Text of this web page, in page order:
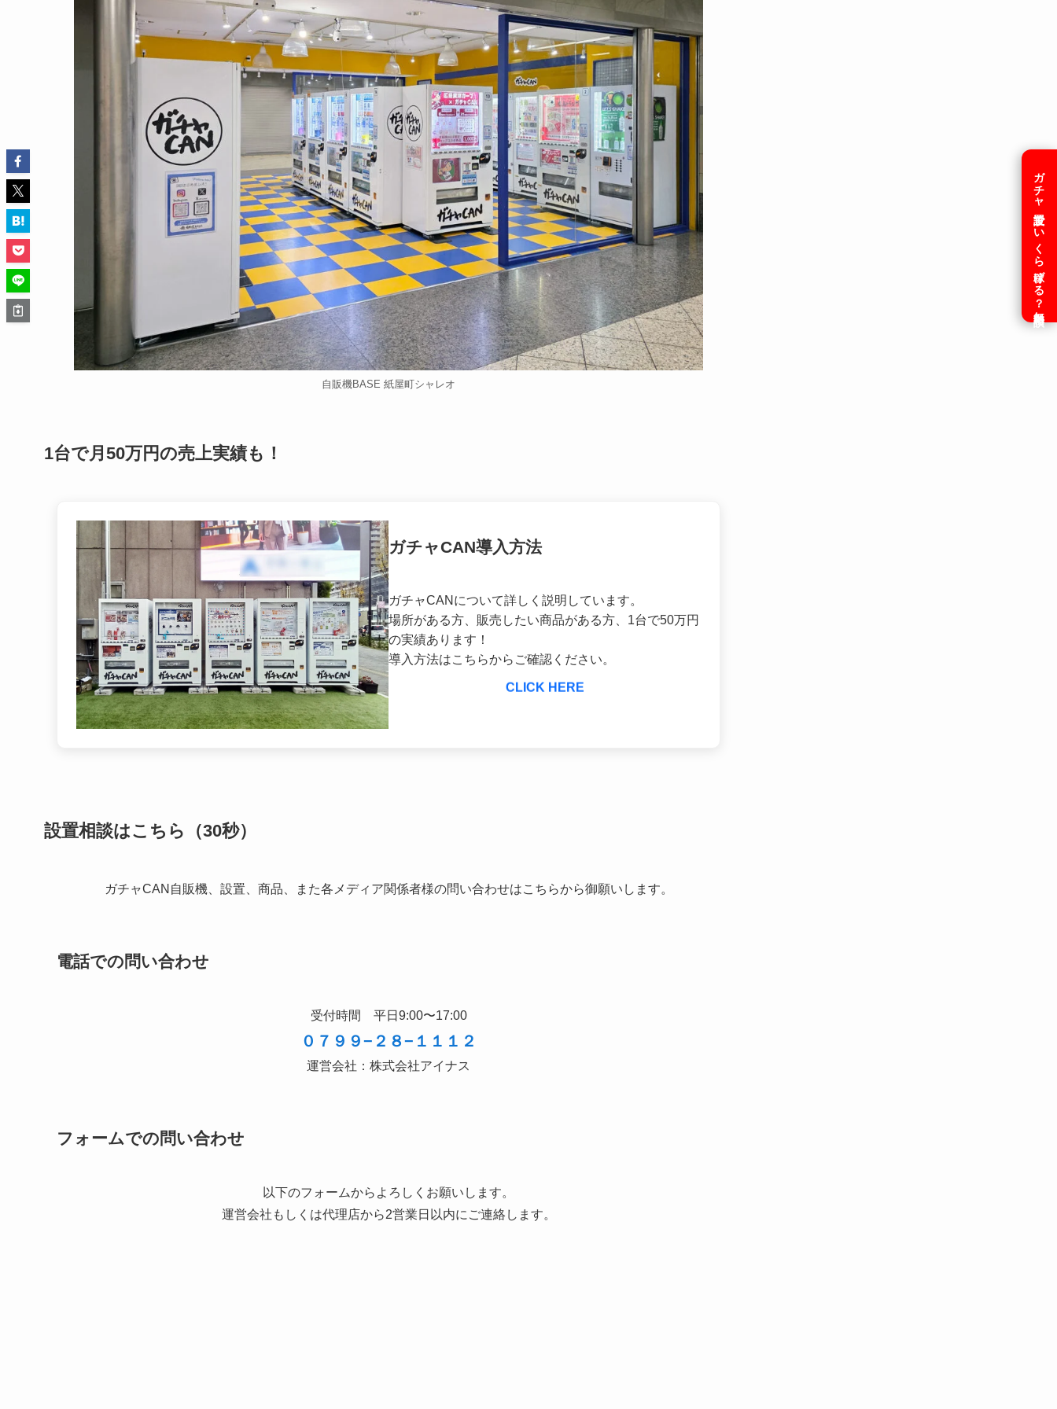
自販機BASE 紙屋町シャレオ
1台で月50万円の売上実績も！
ガチャCAN導入方法
ガチャCANについて詳しく説明しています。
場所がある方、販売したい商品がある方、1台で50万円
の実績あります！
導入方法はこちらからご確認ください。
CLICK HERE
設置相談はこちら（30秒）
ガチャCAN自販機、設置、商品、また各メディア関係者様の問い合わせはこちらから御願いします。
電話での問い合わせ
受付時間 平日9:00〜17:00
０７９９−２８−１１１２
運営会社：株式会社アイナス
フォームでの問い合わせ
以下のフォームからよろしくお願いします。
運営会社もしくは代理店から2営業日以内にご連絡します。
ガチャ設置でいくら稼げる？無料相談